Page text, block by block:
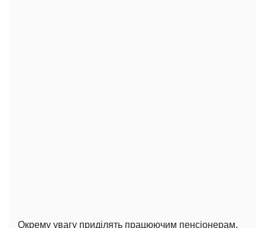
Окрему увагу приділять працюючим пенсіонерам.